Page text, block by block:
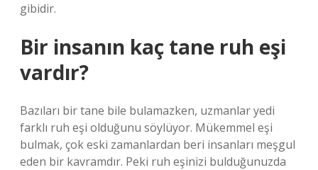
gibidir.
Bir insanın kaç tane ruh eşi
vardır?
Bazıları bir tane bile bulamazken, uzmanlar yedi
farklı ruh eşi olduğunu söylüyor. Mükemmel eşi
bulmak, çok eski zamanlardan beri insanları meşgul
eden bir kavramdır. Peki ruh eşinizi bulduğunuzda